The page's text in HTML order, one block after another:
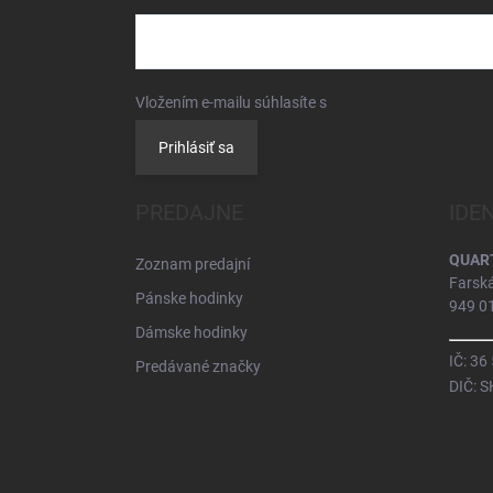
Vložením e-mailu súhlasíte s
Prihlásiť sa
Zoznam predajní
Pánske hodinky
Dámske hodinky
Predávané značky
949
IČ: 36
DIČ: